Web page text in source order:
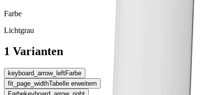
Farbe
Lichtgrau
1 Varianten
keyboard_arrow_leftFarbe
fit_page_widthTabelle erweitern